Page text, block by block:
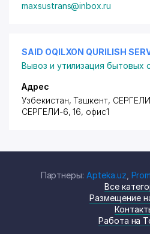
maxsustrans@inbox.ru
SAID OQILXON QURILISH
Вывоз и утилизация бытовых
Адрес
Узбекистан, Ташкент,
СЕРГЕЛИ-6, 16, офис1
Партнеры: Apteka.uz
Все
Размещение
Работа на